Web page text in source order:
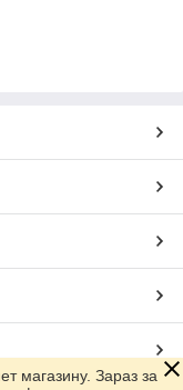
магазину. Зараз за